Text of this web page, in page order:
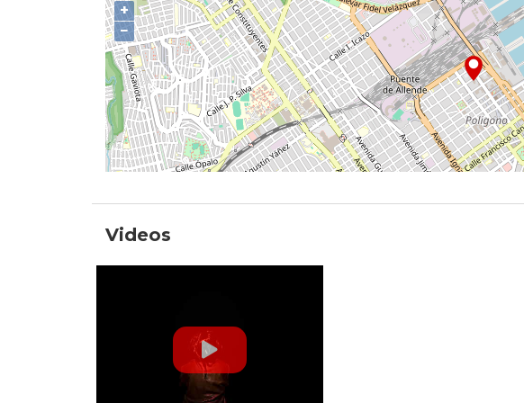
+
−
Videos